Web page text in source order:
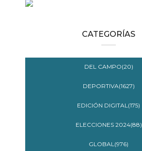
CATEGORÍAS
DEL CAMPO(20)
DEPORTIVA(1627)
EDICIÓN DIGITAL(175)
ELECCIONES 2024(88)
GLOBAL(976)